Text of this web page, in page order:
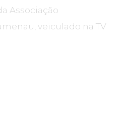
Associação
veiculado na TV